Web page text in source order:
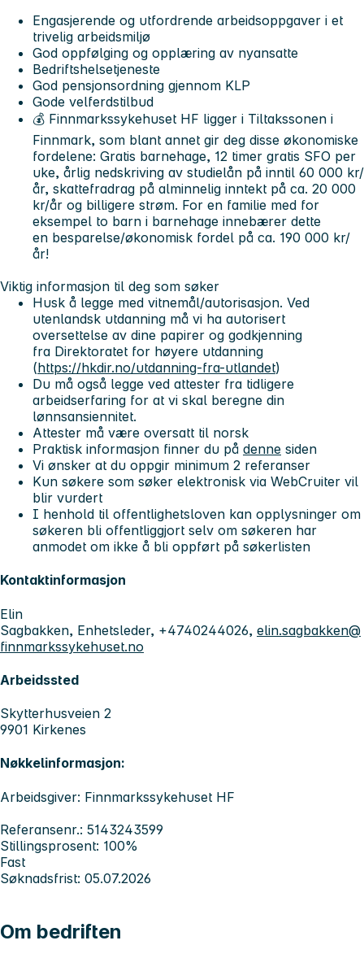
Engasjerende og utfordrende arbeidsoppgaver i et
trivelig arbeidsmiljø
God oppfølging og opplæring av nyansatte
Bedriftshelsetjeneste
God pensjonsordning gjennom KLP
Gode velferdstilbud
💰 Finnmarkssykehuset HF ligger i Tiltakssonen i
Finnmark, som blant annet gir deg disse økonomiske
fordelene: Gratis barnehage, 12 timer gratis SFO per
uke, årlig nedskriving av studielån på inntil 60 000 kr/
år, skattefradrag på alminnelig inntekt på ca. 20 000
kr/år og billigere strøm. For en familie med for
eksempel to barn i barnehage innebærer dette
en besparelse/økonomisk fordel på ca. 190 000 kr/
år!
Viktig informasjon til deg som søker
Husk å legge med vitnemål/autorisasjon. Ved
utenlandsk utdanning må vi ha autorisert
oversettelse av dine papirer og godkjenning
fra Direktoratet for høyere utdanning
(https://hkdir.no/utdanning-fra-utlandet)
Du må også legge ved attester fra tidligere
arbeidserfaring for at vi skal beregne din
lønnsansiennitet.
Attester må være oversatt til norsk
Praktisk informasjon finner du på denne siden
Vi ønsker at du oppgir minimum 2 referanser
Kun søkere som søker elektronisk via WebCruiter vil
blir vurdert
I henhold til offentlighetsloven kan opplysninger om
søkeren bli offentliggjort selv om søkeren har
anmodet om ikke å bli oppført på søkerlisten
Kontaktinformasjon
Elin
Sagbakken, Enhetsleder, +4740244026, elin.sagbakken@
finnmarkssykehuset.no
Arbeidssted
Skytterhusveien 2
9901 Kirkenes
Nøkkelinformasjon:
Arbeidsgiver: Finnmarkssykehuset HF
Referansenr.: 5143243599
Stillingsprosent: 100%
Fast
Søknadsfrist: 05.07.2026
Om bedriften